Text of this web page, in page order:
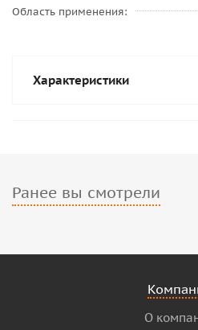
Область применения
Характеристики
Ранее вы смотрели
О